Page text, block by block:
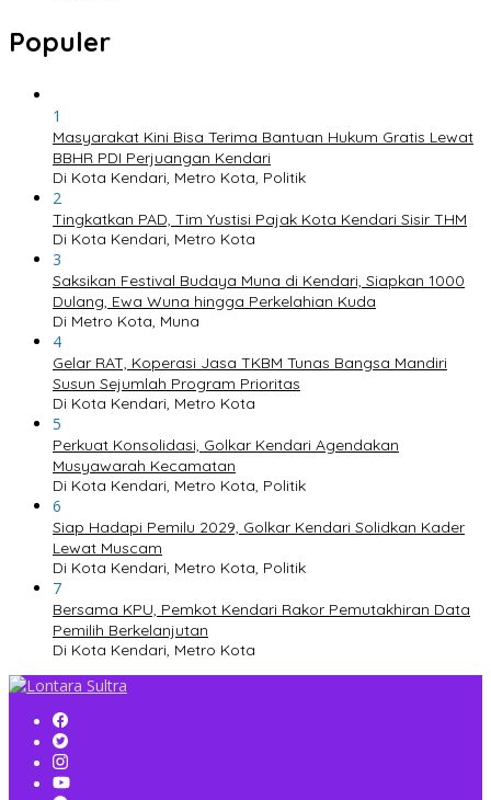
Populer
1
Masyarakat Kini Bisa Terima Bantuan Hukum Gratis Lewat
BBHR PDI Perjuangan Kendari
Di Kota Kendari, Metro Kota, Politik
2
Tingkatkan PAD, Tim Yustisi Pajak Kota Kendari Sisir THM
Di Kota Kendari, Metro Kota
3
Saksikan Festival Budaya Muna di Kendari, Siapkan 1000
Dulang, Ewa Wuna hingga Perkelahian Kuda
Di Metro Kota, Muna
4
Gelar RAT, Koperasi Jasa TKBM Tunas Bangsa Mandiri
Susun Sejumlah Program Prioritas
Di Kota Kendari, Metro Kota
5
Perkuat Konsolidasi, Golkar Kendari Agendakan
Musyawarah Kecamatan
Di Kota Kendari, Metro Kota, Politik
6
Siap Hadapi Pemilu 2029, Golkar Kendari Solidkan Kader
Lewat Muscam
Di Kota Kendari, Metro Kota, Politik
7
Bersama KPU, Pemkot Kendari Rakor Pemutakhiran Data
Pemilih Berkelanjutan
Di Kota Kendari, Metro Kota